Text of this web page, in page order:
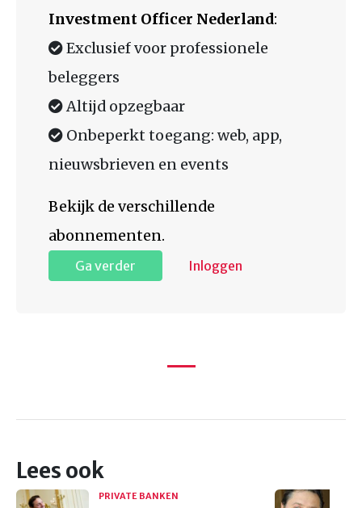
Investment Officer Nederland:
Exclusief voor professionele
beleggers
Altijd opzegbaar
Onbeperkt toegang: web, app,
nieuwsbrieven en events
Bekijk de verschillende
abonnementen.
Ga verder Inloggen
Lees ook
PRIVATE BANKEN